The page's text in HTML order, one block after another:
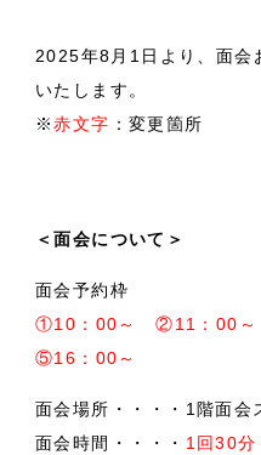
2025年8月1日より、面会
いたします。
※赤文字 ：変更箇所
＜面会について＞
面会予約枠
①10：00～ ②11：00
⑤16：00～
面会場所 ・・・・1階面会
面会時間
・・・・ 1回30分